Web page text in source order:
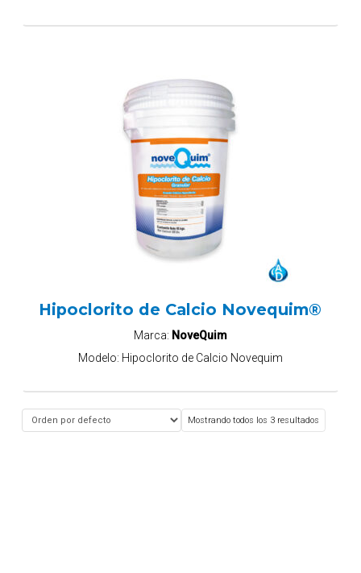
Hipoclorito de Calcio Novequim®
Marca: NoveQuim
Modelo: Hipoclorito de Calcio Novequim
Mostrando todos los 3 resultados